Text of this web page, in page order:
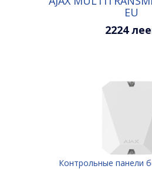
ЕU
2224
Контрольные панели